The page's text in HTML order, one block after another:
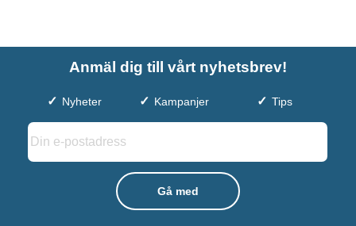
Anmäl dig till vårt nyhetsbrev!
Nyheter Kampanjer Tips